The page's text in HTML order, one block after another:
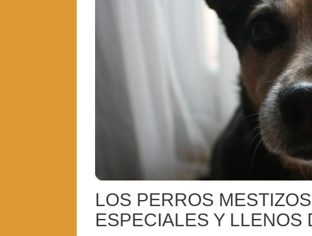
LOS PERROS
ESPECIALES Y LLENOS